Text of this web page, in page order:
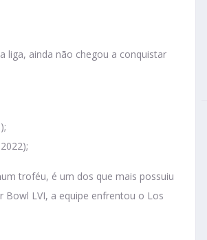
liga, ainda não chegou a conquistar
troféu, é um dos que mais possuiu
Bowl LVI, a equipe enfrentou o Los